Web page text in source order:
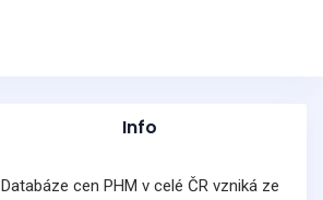
Info
Databáze cen PHM v celé ČR vzniká ze